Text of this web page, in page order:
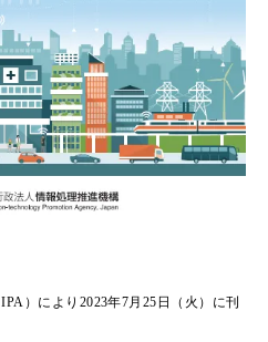
）により2023年7月25日（火）に刊